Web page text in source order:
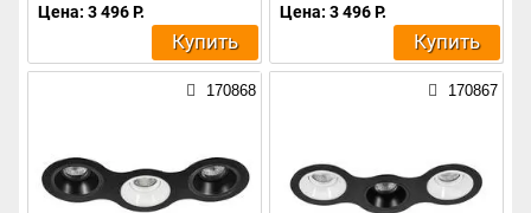
Цена: 3 496 Р.
Купить
Цена: 3 496 Р.
Купить
170868 170867